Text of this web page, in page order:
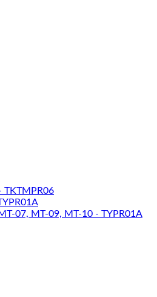
TKTMPR06
07, MT-09, MT-10 - TYPR01A